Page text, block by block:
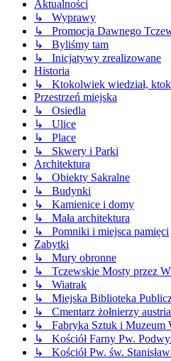
Aktualności
↳ Wyprawy
↳ Promocja Dawnego
↳ Byliśmy tam
↳ Inicjatywy zrealizowane
Historia
↳ Ktokolwiek wiedział,
Przestrzeń miejska
↳ Osiedla
↳ Ulice
↳ Place
↳ Skwery i Parki
Architektura
↳ Obiekty Sakralne
↳ Budynki
↳ Kamienice i domy
↳ Mała architektura
↳ Pomniki i miejsca pamięci
Zabytki
↳ Mury obronne
↳ Tczewskie Mosty przez
↳ Wiatrak
↳ Miejska Biblioteka
↳ Cmentarz żołnierzy
↳ Fabryka Sztuk i Muzeum
↳ Kościół Farny Pw.
↳ Kościół Pw. św.